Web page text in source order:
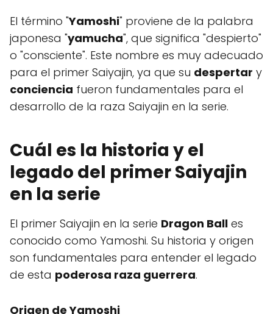
El término "Yamoshi" proviene de la palabra
japonesa "yamucha", que significa "despierto"
o "consciente". Este nombre es muy adecuado
para el primer Saiyajin, ya que su despertar y
conciencia fueron fundamentales para el
desarrollo de la raza Saiyajin en la serie.
Cuál es la historia y el
legado del primer Saiyajin
en la serie
El primer Saiyajin en la serie Dragon Ball es
conocido como Yamoshi. Su historia y origen
son fundamentales para entender el legado
de esta poderosa raza guerrera.
Origen de Yamoshi